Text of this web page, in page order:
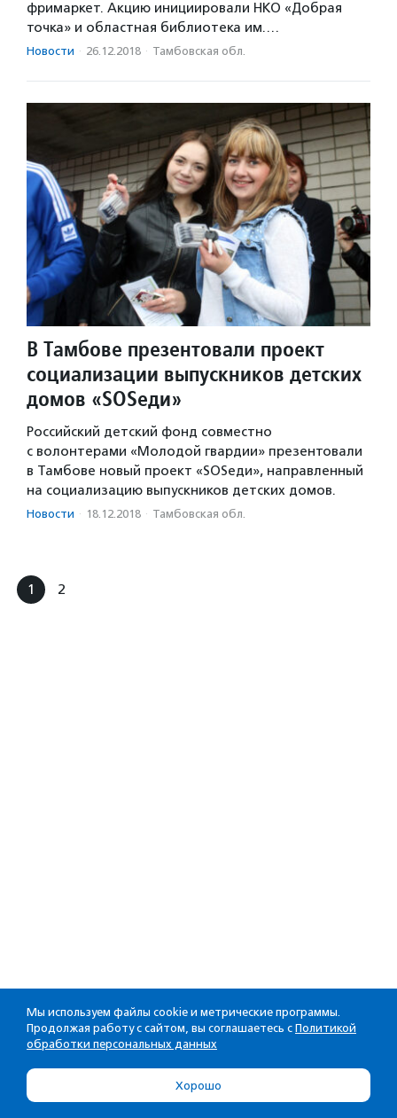
фримаркет. Акцию инициировали НКО «Добрая
точка» и областная библиотека им.…
Новости · 26.12.2018 · Тамбовская обл.
В Тамбове презентовали проект
социализации выпускников детских
домов «SOSеди»
Российский детский фонд совместно
с волонтерами «Молодой гвардии» презентовали
в Тамбове новый проект «SOSеди», направленный
на социализацию выпускников детских домов.
Новости · 18.12.2018 · Тамбовская обл.
1 2
Мы используем файлы cookie и метрические программы.
Продолжая работу с сайтом, вы соглашаетесь с Политикой
обработки персональных данных
Хорошо